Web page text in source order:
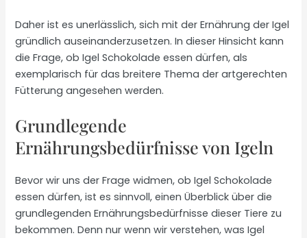
Daher ist es unerlässlich, sich mit der Ernährung der Igel
gründlich auseinanderzusetzen. In dieser Hinsicht kann
die Frage, ob Igel Schokolade essen dürfen, als
exemplarisch für das breitere Thema der artgerechten
Fütterung angesehen werden.
Grundlegende
Ernährungsbedürfnisse von Igeln
Bevor wir uns der Frage widmen, ob Igel Schokolade
essen dürfen, ist es sinnvoll, einen Überblick über die
grundlegenden Ernährungsbedürfnisse dieser Tiere zu
bekommen. Denn nur wenn wir verstehen, was Igel